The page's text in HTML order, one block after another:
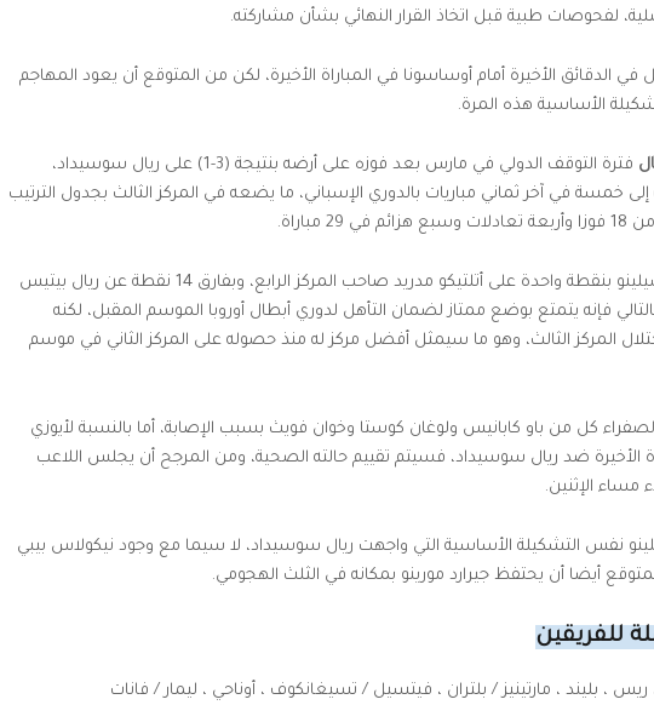
لفحوصات طبية قبل اتخاذ القرار النهائي بشأن مشاركته.
الدقائق الأخيرة أمام أوساسونا في المباراة الأخيرة، لكن من المتوقع أن يعود المهاجم
الأساسية هذه المرة.
فترة التوقف الدولي في مارس بعد فوزه على أرضه بنتيجة (3-1) على ريال سوسيداد،
خمسة في آخر ثماني مباريات بالدوري الإسباني، ما يضعه في المركز الثالث بجدول الترتيب
ويتقدم فريق المدرب مارسيلينو بنقطة واحدة على أتلتيكو مدريد صاحب المركز الرابع، وبفارق 14 نقطة عن ريال بيتيس
فإنه يتمتع بوضع ممتاز لضمان التأهل لدوري أبطال أوروبا الموسم المقبل، لكنه
المركز الثالث، وهو ما سيمثل أفضل مركز له منذ حصوله على المركز الثاني في موسم
كل من باو كابانيس ولوغان كوستا وخوان فويث بسبب الإصابة، أما بالنسبة لأيوزي
الأخيرة ضد ريال سوسيداد، فسيتم تقييم حالته الصحية، ومن المرجح أن يجلس اللاعب
مساء الإثنين.
نفس التشكيلة الأساسية التي واجهت ريال سوسيداد، لا سيما مع وجود نيكولاس بيبي
أيضا أن يحتفظ جيرارد مورينو بمكانه في الثلث الهجومي.
للفريقين
ريس ، بليند ، مارتينيز / بلتران ، فيتسيل / تسيغانكوف ، أوناحي ، ليمار / فانات